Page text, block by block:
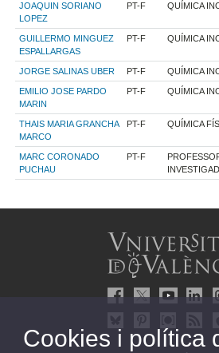
JOAQUIN SORIANO
LOPEZ
PT-F QUÍMICA
GUILLERMO MINGUEZ
ESPALLARGAS
PT-F QUÍMICA
JORGE SALINAS UBER PT-F QUÍMICA
EMILIO JOSE PARDO
MARIN
PT-F QUÍMICA
THAIS MARIA GRANCHA
MARCO
PT-F QUÍMICA
MARC CORONADO
PUCHAU
PT-F
Cookies i política